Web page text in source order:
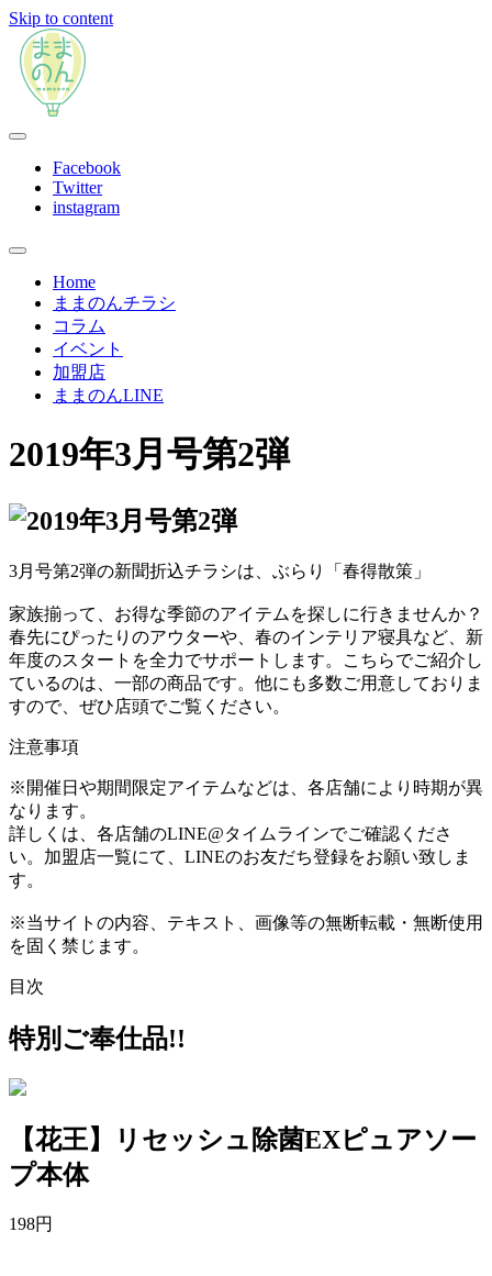
Skip to content
ままのん
ままのんは、忙しいあなたを応援します
Facebook
Twitter
instagram
Home
ままのんチラシ
コラム
イベント
加盟店
ままのんLINE
2019年3月号第2弾
3月号第2弾の新聞折込チラシは、ぶらり「春得散策」
家族揃って、お得な季節のアイテムを探しに行きませんか？
春先にぴったりのアウターや、春のインテリア寝具など、新
年度のスタートを全力でサポートします。こちらでご紹介し
ているのは、一部の商品です。他にも多数ご用意しておりま
すので、ぜひ店頭でご覧ください。
注意事項
※開催日や期間限定アイテムなどは、各店舗により時期が異
なります。
詳しくは、各店舗のLINE@タイムラインでご確認くださ
い。加盟店一覧にて、LINEのお友だち登録をお願い致しま
す。
※当サイトの内容、テキスト、画像等の無断転載・無断使用
を固く禁じます。
目次
特別ご奉仕品!!
【花王】リセッシュ除菌EXピュアソー
プ本体
198円